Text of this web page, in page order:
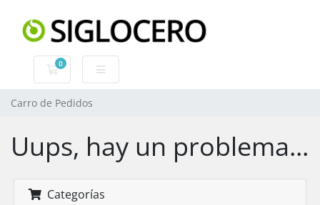
0
Carro de Pedidos
Carro de Pedidos
Uups, hay un problema...
Categorías